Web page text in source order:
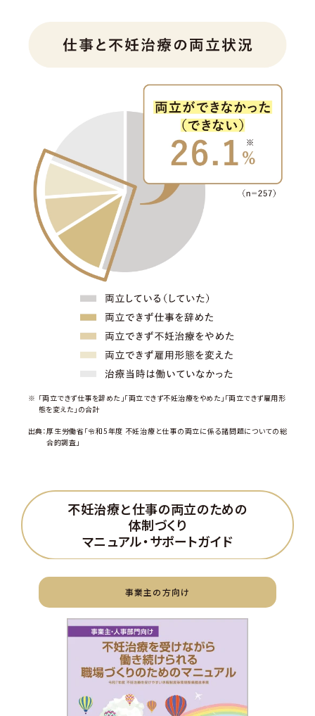
「両立できず仕事を辞めた」「両立できず不妊治療をやめた」「両立できず雇用形
態を変えた」の合計
出典：厚生労働省「令和5年度 不妊治療と仕事の両立に係る諸問題についての総
合的調査」
不妊治療と仕事の両立のための
体制づくり
マニュアル・サポートガイド
事業主の方向け